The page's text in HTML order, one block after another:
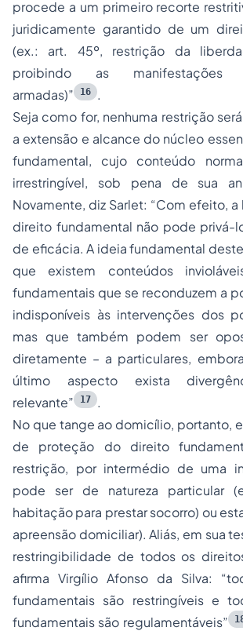
procede a um primeiro recorte
juridicamente garantido de um
(ex.: art. 45º, restrição da
proibindo as manifestações
armadas)”
16
.
Seja como for, nenhuma restrição
a extensão e alcance do núcleo
fundamental, cujo conteúdo
irrestringível, sob pena de sua
Novamente, diz Sarlet: “Com efeito,
direito fundamental não pode privá-
de eficácia. A ideia fundamental
que existem conteúdos
fundamentais que se reconduzem a
indisponíveis às intervenções dos
mas que também podem ser
diretamente – a particulares,
último aspecto exista
relevante”
17
.
No que tange ao domicílio, portanto,
de proteção do direito
restrição, por intermédio de uma
pode ser de natureza particular
habitação para prestar socorro) ou
apreensão domiciliar). Aliás, em sua
restringibilidade de todos os
afirma Virgílio Afonso da Silva:
fundamentais são restringíveis e
fundamentais são regulamentáveis”